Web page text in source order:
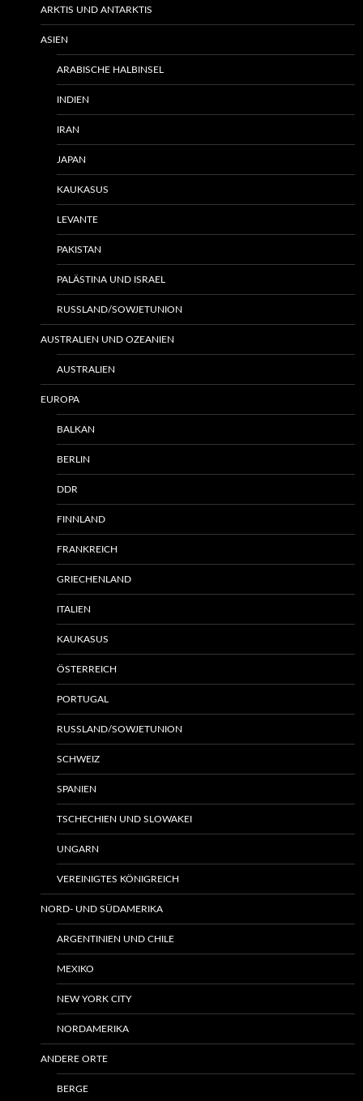
ARKTIS UND ANTARKTIS
ASIEN
ARABISCHE HALBINSEL
INDIEN
IRAN
JAPAN
KAUKASUS
LEVANTE
PAKISTAN
PALÄSTINA UND ISRAEL
RUSSLAND/SOWJETUNION
AUSTRALIEN UND OZEANIEN
AUSTRALIEN
EUROPA
BALKAN
BERLIN
DDR
FINNLAND
FRANKREICH
GRIECHENLAND
ITALIEN
KAUKASUS
ÖSTERREICH
PORTUGAL
RUSSLAND/SOWJETUNION
SCHWEIZ
SPANIEN
TSCHECHIEN UND SLOWAKEI
UNGARN
VEREINIGTES KÖNIGREICH
NORD- UND SÜDAMERIKA
ARGENTINIEN UND CHILE
MEXIKO
NEW YORK CITY
NORDAMERIKA
ANDERE ORTE
BERGE